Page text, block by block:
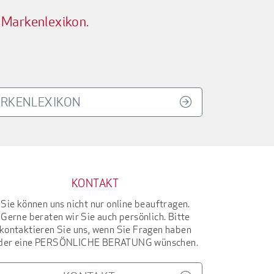
KONTAKT
Sie können uns nicht nur online beauftragen.
Gerne beraten wir Sie auch persönlich. Bitte
kontaktieren Sie uns, wenn Sie Fragen haben
eine PERSÖNLICHE BERATUNGwünschen.